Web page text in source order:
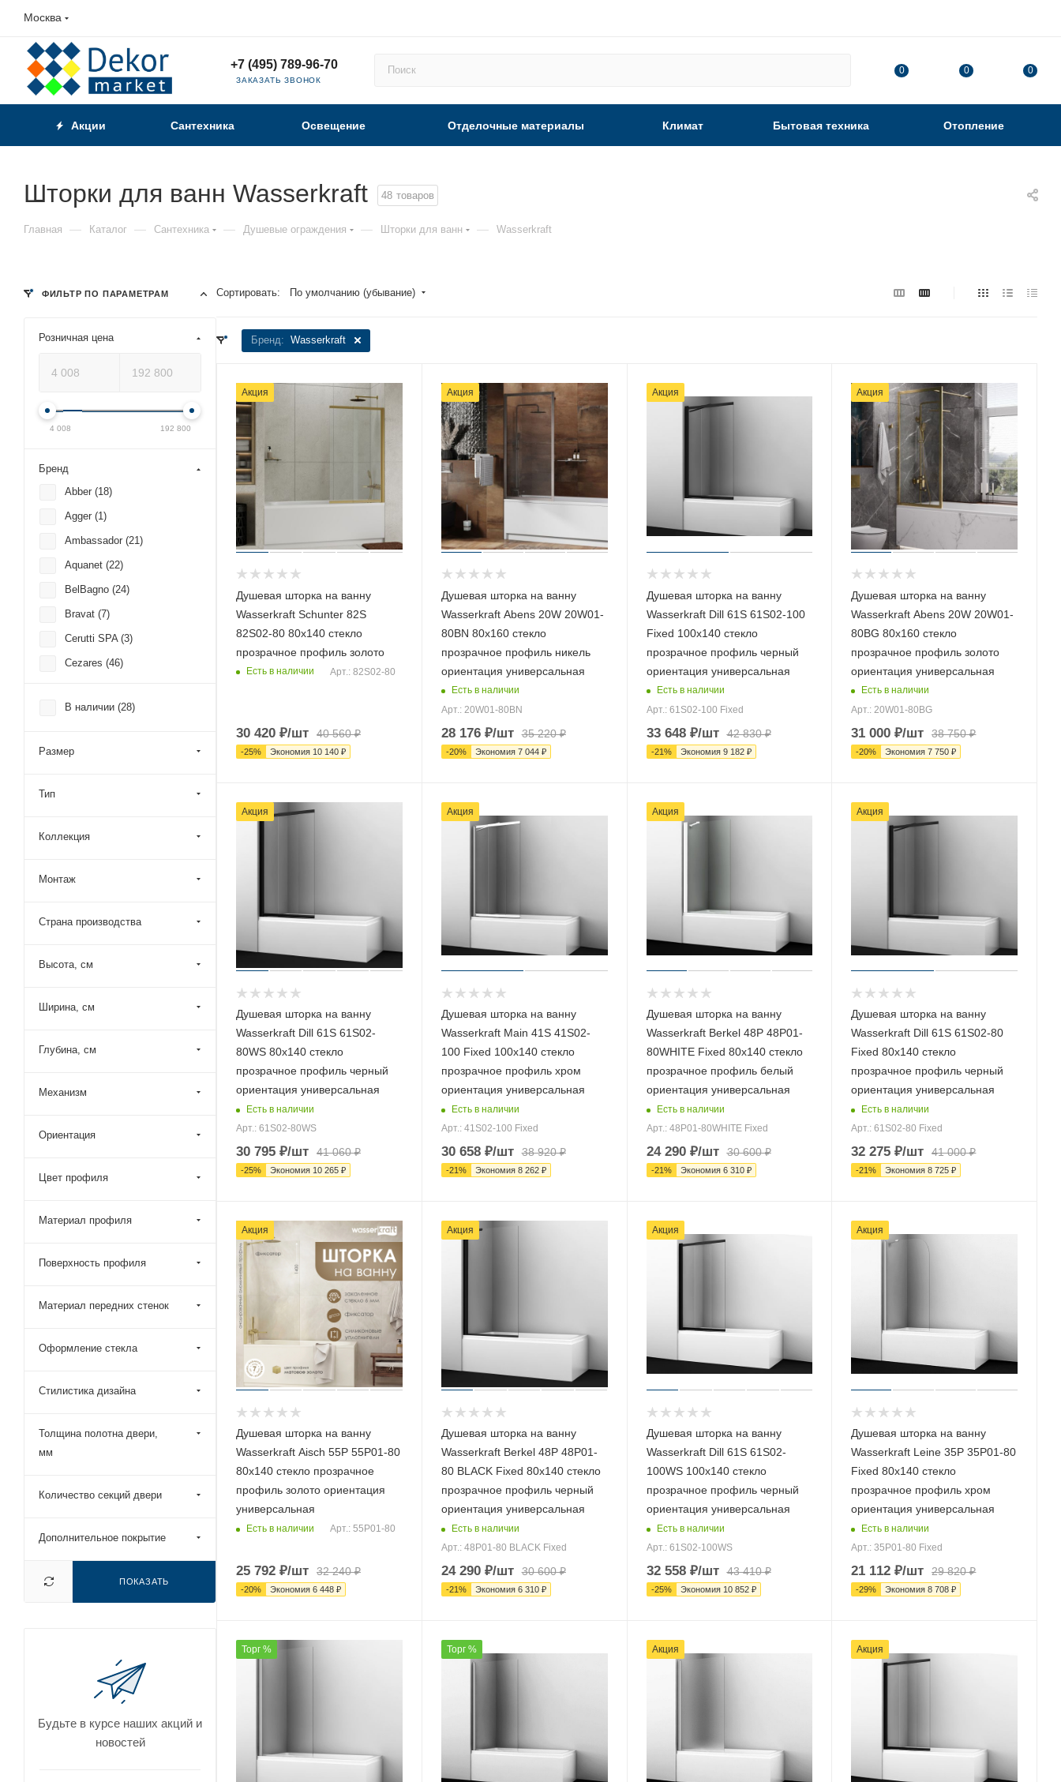
Москва
+7 (495) 789-96-70
ЗАКАЗАТЬ ЗВОНОК
0 0 0
Акции Сантехника Освещение Отделочные материалы Климат Бытовая техника Отопление
Шторки для ванн Wasserkraft 48 товаров
Главная — Каталог — Сантехника — Душевые ограждения — Шторки для ванн — Wasserkraft
Сортировать: По умолчанию (убывание)
Бренд: Wasserkraft
Акция
Душевая шторка на ванну
Wasserkraft Schunter 82S
82S02-80 80х140 стекло
прозрачное профиль золото
Есть в наличии Арт.: 82S02-80
30 420 ₽/шт 40 560₽
-25% Экономия 10 140 ₽
Акция
Душевая шторка на ванну
Wasserkraft Abens 20W 20W01-
80BN 80х160 стекло
прозрачное профиль никель
ориентация универсальная
Есть в наличии
Арт.: 20W01-80BN
28 176₽/шт 35 220₽
-20% Экономия 7 044₽
Акция
Душевая шторка на ванну
Wasserkraft Dill 61S 61S02-100
Fixed 100х140 стекло
прозрачное профиль черный
ориентация универсальная
Есть в наличии
Арт.: 61S02-100 Fixed
33 648₽/шт 42 830₽
-21% Экономия 9 182₽
Акция
Душевая шторка на ванну
Wasserkraft Abens 20W 20W01-
80BG 80х160 стекло
прозрачное профиль золото
ориентация универсальная
Есть в наличии
Арт.: 20W01-80BG
31 000 ₽/шт 38 750₽
-20% Экономия7 750 ₽
Акция
Душевая шторка на ванну
Wasserkraft Dill 61S 61S02-
80WS 80х140 стекло
прозрачное профиль черный
ориентация универсальная
Есть в наличии
Арт.: 61S02-80WS
30 795 ₽/шт 41 060₽
-25% Экономия 10 265 ₽
Акция
Душевая шторка на ванну
Wasserkraft Main 41S 41S02-
100 Fixed 100х140 стекло
прозрачное профиль хром
ориентация универсальная
Есть в наличии
Арт.: 41S02-100 Fixed
30 658₽/шт 38 920₽
-21% Экономия 8 262₽
Акция
Душевая шторка на ванну
Wasserkraft Berkel 48P 48P01-
80WHITE Fixed 80х140 стекло
прозрачное профиль белый
ориентация универсальная
Есть в наличии
Арт.: 48P01-80WHITE Fixed
24 290₽/шт 30 600₽
-21% Экономия 6 310₽
Акция
Душевая шторка на ванну
Wasserkraft Dill 61S 61S02-80
Fixed 80х140 стекло
прозрачное профиль черный
ориентация универсальная
Есть в наличии
Арт.: 61S02-80 Fixed
32 275 ₽/шт 41 000₽
-21% Экономия8 725 ₽
Акция
Душевая шторка на ванну
Wasserkraft Aisch 55P 55P01-80
80х140 стекло прозрачное
профиль золото ориентация
универсальная
Есть в наличии Арт.: 55P01-80
25 792 ₽/шт 32 240₽
-20% Экономия 6 448 ₽
Акция
Душевая шторка на ванну
Wasserkraft Berkel 48P 48P01-
80 BLACK Fixed 80х140 стекло
прозрачное профиль черный
ориентация универсальная
Есть в наличии
Арт.: 48P01-80 BLACK Fixed
24 290₽/шт 30 600₽
-21% Экономия 6 310₽
Акция
Душевая шторка на ванну
Wasserkraft Dill 61S 61S02-
100WS 100х140 стекло
прозрачное профиль черный
ориентация универсальная
Есть в наличии
Арт.: 61S02-100WS
32 558₽/шт 43 410₽
-25% Экономия 10 852₽
Акция
Душевая шторка на ванну
Wasserkraft Leine 35P 35P01-80
Fixed 80х140 стекло
прозрачное профиль хром
ориентация универсальная
Есть в наличии
Арт.: 35P01-80 Fixed
21 112 ₽/шт 29 820₽
-29% Экономия8 708 ₽
Торг % Торг % Акция Акция
ФИЛЬТР ПО ПАРАМЕТРАМ
Розничная цена
4 008 192 800
Бренд
Abber (18)
Agger (1 )
Ambassador (21 )
Aquanet (22)
BelBagno (24)
Bravat (7)
Cerutti SPA (3)
Cezares (46)
Esbano (3)
Jacob Delafon (
Loranto (
Niagara (
RGW (
River (2
Veconi (58
Vincea (25)
В наличии (28)
Размер
Тип
Коллекция
Монтаж
Страна производства
Высота, см
Ширина, см
Глубина, см
Механизм
Ориентация
Цвет профиля
Материал профиля
Поверхность профиля
Материал передних стенок
Оформление стекла
Стилистика дизайна
Толщина полотна двери,
мм
Количество секций двери
Дополнительное покрытие
ПОКАЗАТЬ
Будьте в курсе наших акций и
новостей